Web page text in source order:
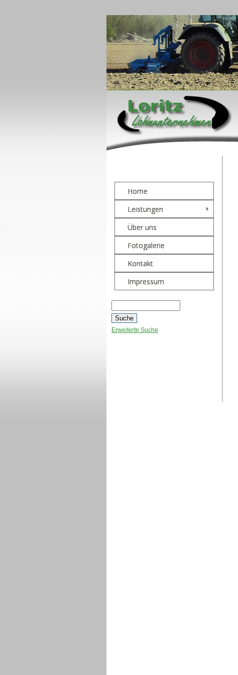
Home
Leistungen
Über uns
Fotogalerie
Kontakt
Impressum
Erweiterte Suche